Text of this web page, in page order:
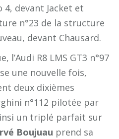
4, devant Jacket et
n°23 de la structure
devant Chausard.
l’Audi R8 LMS GT3 n°97
une nouvelle fois,
deux dixièmes
n°112 pilotée par
un triplé parfait sur
Boujuau prend sa